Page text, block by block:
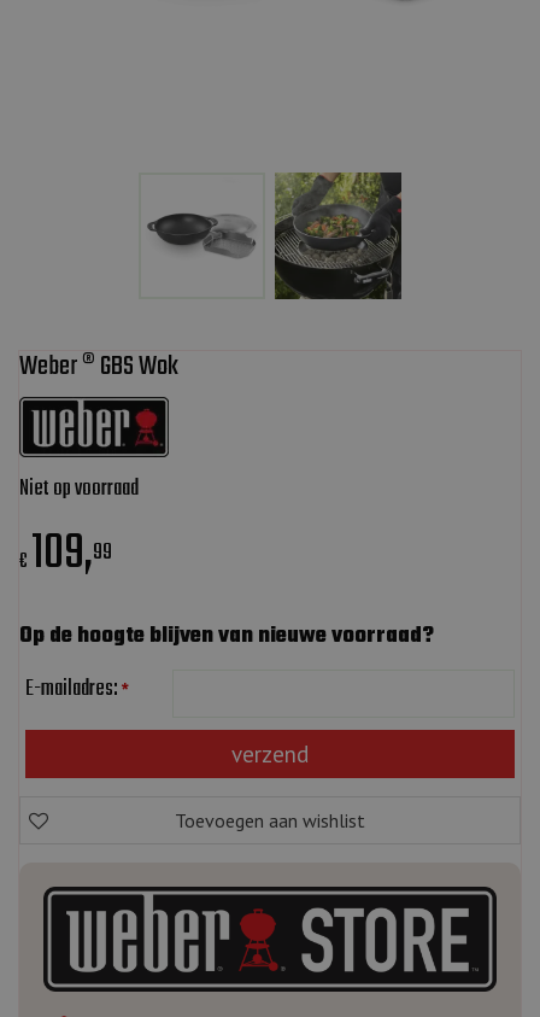
Weber ® GBS Wok
€109,99
Niet op voorraad
Op de hoogte blijven van nieuwe voorraad?
E-mailadres:*